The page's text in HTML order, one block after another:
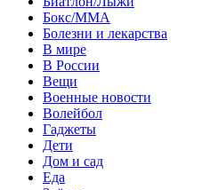
Бокс/MMA
Болезни и лекарства
В мире
В России
Вещи
Военные новости
Волейбол
Гаджеты
Дети
Дом и сад
Еда